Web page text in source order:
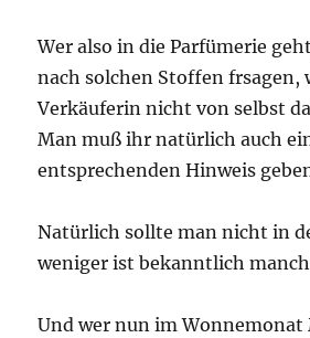
Wer also in die Parfümerie
nach solchen Stoffen frsagen,
Verkäuferin nicht von selbst
Man muß ihr natürlich auch
entsprechenden Hinweis
Natürlich sollte man nicht in
weniger ist bekanntlich
Und wer nun im Wonnemonat